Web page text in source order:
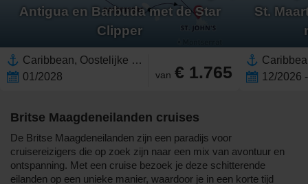
Antigua en Barbuda met de Star
Clipper
Caribbean, Oostelijke Caraïben,Britse Maagdeneilanden,Zuidelijke Caraïben,Saint Kitts en Nevis,Saint Kitts,Antigua,Antigua en Barbuda,Anguilla
01/2028
van € 1.765
St.
12/2026
Britse Maagdeneilanden cruises
De Britse Maagdeneilanden zijn een paradijs voor
cruisereizigers die op zoek zijn naar een mix van avontuur en
ontspanning. Met een cruise bezoek je deze schitterende
eilanden op een unieke manier, waardoor je in een korte tijd